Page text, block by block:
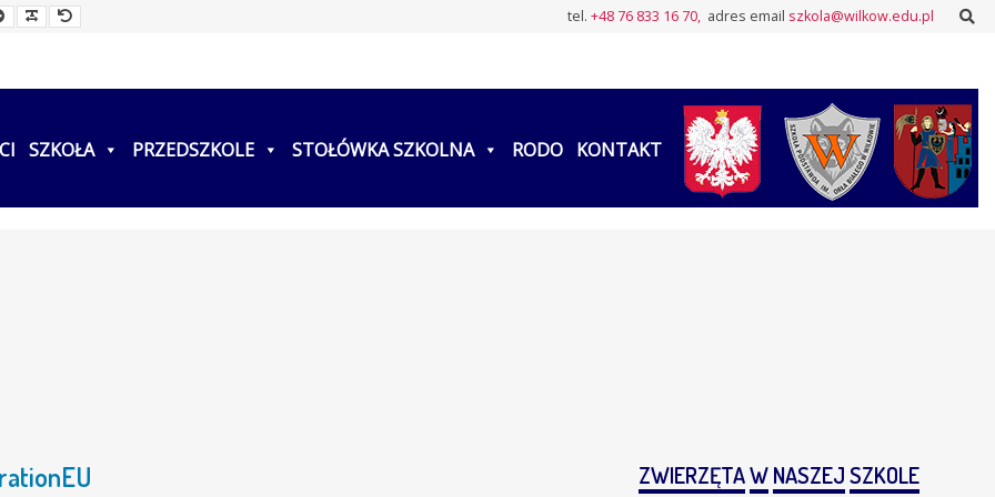
Larger
Font
Readable
Font
Default
Font tel. +48 76 833 16 70, adres email szkola@wilkow.edu.pl
SZKOŁA PRZEDSZKOLE STOŁÓWKA SZKOLNA RODO KONTAKT
ZWIERZĘTAWNASZEJSZKOLE